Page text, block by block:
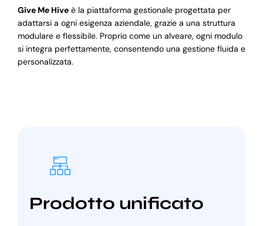
Give Me Hiveè la piattaforma gestionale progettata per
adattarsi a ogni esigenza aziendale, grazie a una struttura
modulare e flessibile. Proprio come un alveare, ogni modulo
si integra perfettamente, consentendo una gestione fluida e
personalizzata.
Prodotto unificato